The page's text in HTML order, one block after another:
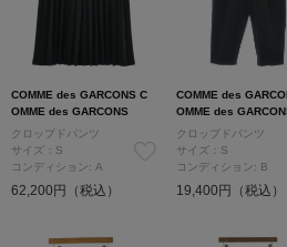
COMME des GARCONS C
OMME des GARCONS
クロップドパンツ
サイズ：S
コンディション: A
62,200円（税込）
COMME des
OMME des
クロップドパンツ
サイズ：S
コンディション: B
19,400円（税込）